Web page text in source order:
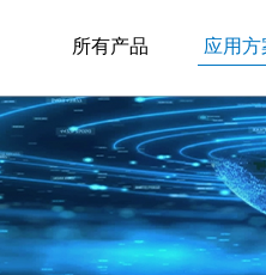
所有产品 应用方